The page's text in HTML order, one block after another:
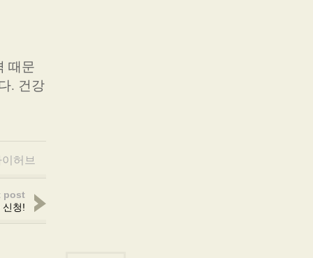
때문
. 건강
허브
post
신청!